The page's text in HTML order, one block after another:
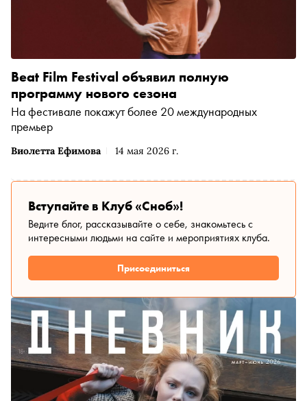
Виолетта Ефимова 14 мая 2026 г.
Beat Film Festival объявил полную
программу нового сезона
На фестивале покажут более 20 международных
премьер
Вступайте в Клуб «Сноб»!
Ведите блог, рассказывайте о себе, знакомьтесь с
интересными людьми на сайте и мероприятиях клуба.
Присоединиться